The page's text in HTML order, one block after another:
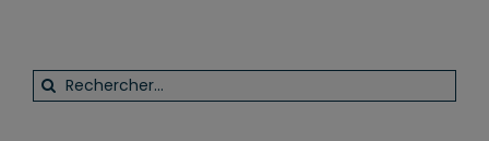
Rechercher: